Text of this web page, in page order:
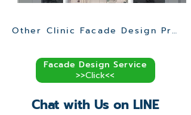
Other Clinic Facade Design Projects >>
Facade Design Service
>>Click<<
Chat with Us on LINE